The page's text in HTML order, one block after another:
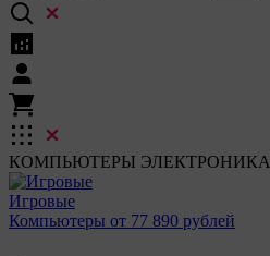
КОМПЬЮТЕРЫ ЭЛЕКТРОНИКА
Игровые
Компьютеры от 77 890 рублей